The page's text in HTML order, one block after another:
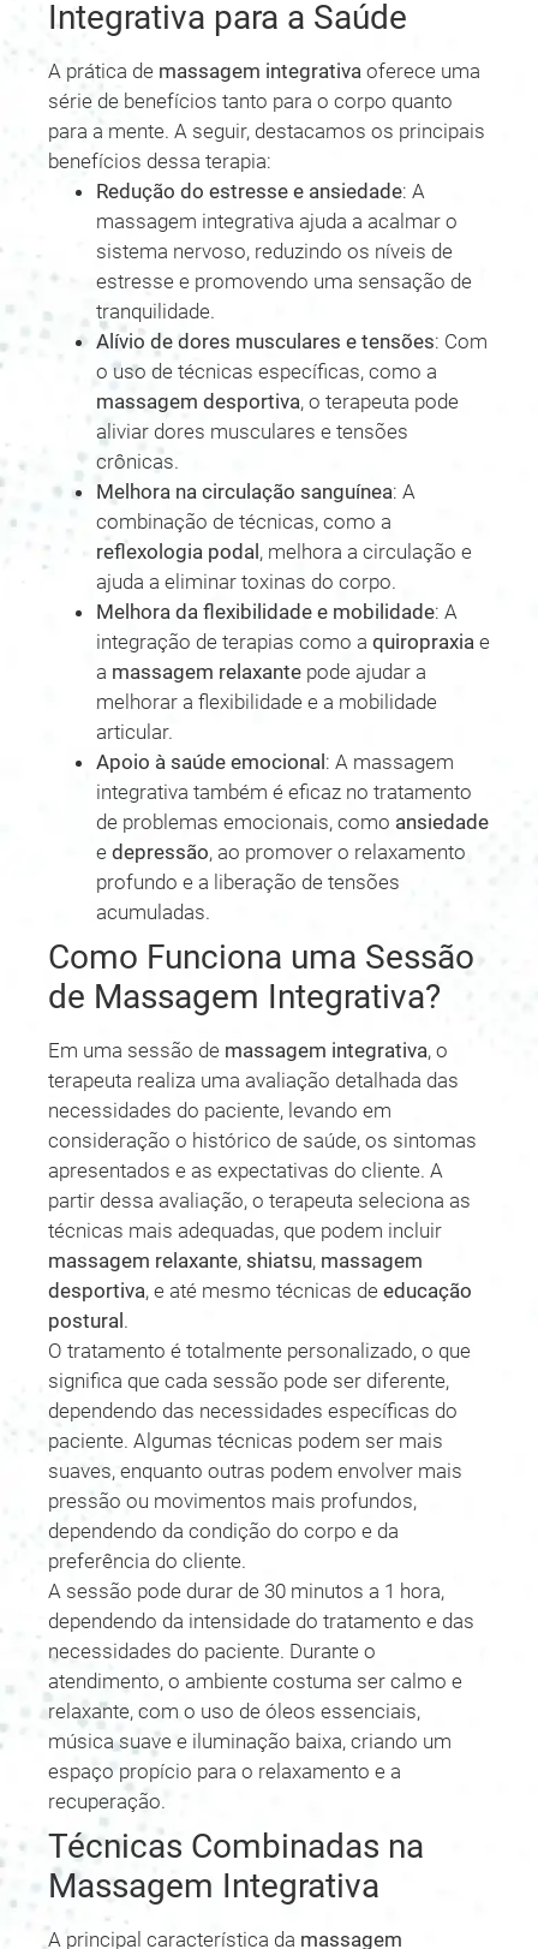
Integrativa para a Saúde
A prática de massagem integrativa oferece uma
série de benefícios tanto para o corpo quanto
para a mente. A seguir, destacamos os principais
benefícios dessa terapia:
Redução do estresse e ansiedade: A
massagem integrativa ajuda a acalmar o
sistema nervoso, reduzindo os níveis de
estresse e promovendo uma sensação de
tranquilidade.
Alívio de dores musculares e tensões: Com
o uso de técnicas específicas, como a
massagem desportiva, o terapeuta pode
aliviar dores musculares e tensões
crônicas.
Melhora na circulação sanguínea: A
combinação de técnicas, como a
reflexologia podal , melhora a circulação e
ajuda a eliminar toxinas do corpo.
Melhora da flexibilidade e mobilidade: A
integração de terapias como a quiropraxia e
a massagem relaxante pode ajudar a
melhorar a flexibilidade e a mobilidade
articular.
Apoio à saúde emocional : A massagem
integrativa também é eficaz no tratamento
de problemas emocionais, como ansiedade
e depressão, ao promover o relaxamento
profundo e a liberação de tensões
acumuladas.
Como Funciona uma Sessão
de Massagem Integrativa?
Em uma sessão de massagem integrativa, o
terapeuta realiza uma avaliação detalhada das
necessidades do paciente, levando em
consideração o histórico de saúde, os sintomas
apresentados e as expectativas do cliente. A
partir dessa avaliação, o terapeuta seleciona as
técnicas mais adequadas, que podem incluir
massagem relaxante, shiatsu, massagem
desportiva, e até mesmo técnicas de educação
postural .
O tratamento é totalmente personalizado, o que
significa que cada sessão pode ser diferente,
dependendo das necessidades específicas do
paciente. Algumas técnicas podem ser mais
suaves, enquanto outras podem envolver mais
pressão ou movimentos mais profundos,
dependendo da condição do corpo e da
preferência do cliente.
A sessão pode durar de 30 minutos a 1 hora,
dependendo da intensidade do tratamento e das
necessidades do paciente. Durante o
atendimento, o ambiente costuma ser calmo e
relaxante, com o uso de óleos essenciais,
música suave e iluminação baixa, criando um
espaço propício para o relaxamento e a
recuperação.
Técnicas Combinadas na
Massagem Integrativa
A principal característica da massagem